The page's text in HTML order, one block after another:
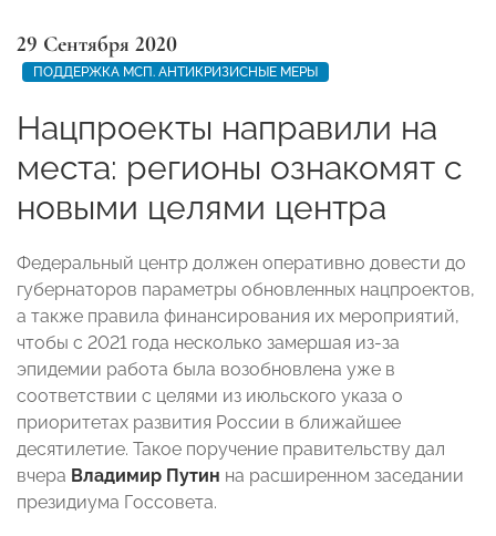
29 Сентября 2020
ПОДДЕРЖКА МСП. АНТИКРИЗИСНЫЕ МЕРЫ
Нацпроекты направили на
места: регионы ознакомят с
новыми целями центра
Федеральный центр должен оперативно довести до
губернаторов параметры обновленных нацпроектов,
а также правила финансирования их мероприятий,
чтобы с 2021 года несколько замершая из-за
эпидемии работа была возобновлена уже в
соответствии с целями из июльского указа о
приоритетах развития России в ближайшее
десятилетие. Такое поручение правительству дал
вчера Владимир Путин на расширенном заседании
президиума Госсовета.